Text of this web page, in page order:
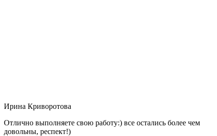
Ирина Криворотова
Отлично выполняете свою работу:) все остались более чем
довольны, респект!)